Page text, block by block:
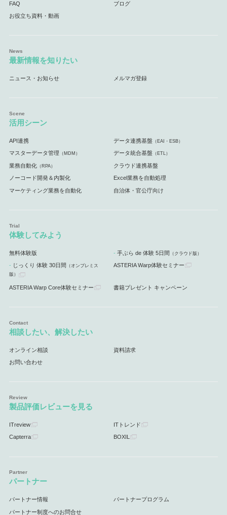
FAQ ブログ
お役立ち資料・動画
最新情報を知りたい
ニュース・お知らせ メルマガ登録
活用シーン
API連携 データ連携基盤 （EAI・ESB）
マスターデータ管理 （MDM） データ統合基盤 （ETL）
業務自動化（RPA） クラウド連携基盤
ノーコード開発＆内製化 Excel業務を自動処理
マーケティング業務を自動化 自治体・官公庁向け
体験してみよう
無料体験版 手ぶら de 体験 5日間 （クラウド版）
じっくり 体験 30日間 （オンプレミス
版）
ASTERIA Warp体験セミナー
ASTERIA Warp Core体験セミナー 書籍プレゼント キャンペーン
相談したい、解決したい
オンライン相談 資料請求
お問い合わせ
製品評価レビューを見る
ITreview ITトレンド
Capterra BOXIL
パートナー
パートナー情報 パートナープログラム
パートナー制度へのお問合せ